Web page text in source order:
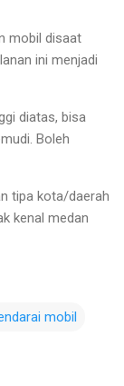
mobil disaat
ini menjadi
diatas, bisa
Boleh
tipa kota/daerah
kenal medan
mobil